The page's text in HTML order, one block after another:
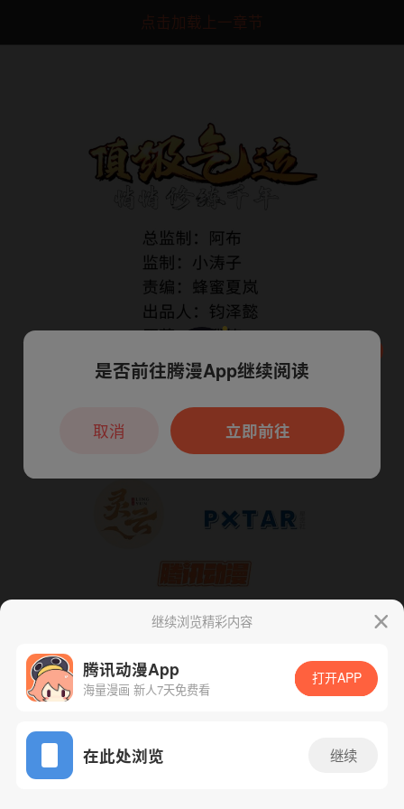
点击加载上一章节
App免费看
下一话
继续浏览精彩内容
腾讯动漫App
海量漫画 新人7天免费看
打开APP
在此处浏览 继续
本章节仅支持App阅读，可打开App新用
户7天免费看
是否前往腾漫App继续阅读
立即前往
取消